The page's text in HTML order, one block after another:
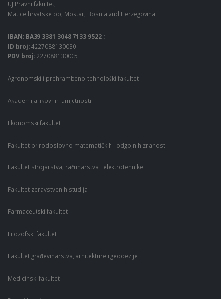
UJ Pravni fakultet,
Matice hrvatske bb, Mostar, Bosnia and Herzegovina
IBAN: BA39 3381 3048 7133 9522 ;
ID broj:4227088130030
PDV broj: 227088130005
Agronomski i prehrambeno-tehnološki fakultet
Akademija likovnih umjetnosti
Ekonomski fakultet
Fakultet prirodoslovno-matematičkih i odgojnih znanosti
Fakultet strojarstva, računarstva i elektrotehnike
Fakultet zdravstvenih studija
Farmaceutski fakultet
Filozofski fakultet
Fakultet građevinarstva, arhitekture i geodezije
Medicinski fakultet